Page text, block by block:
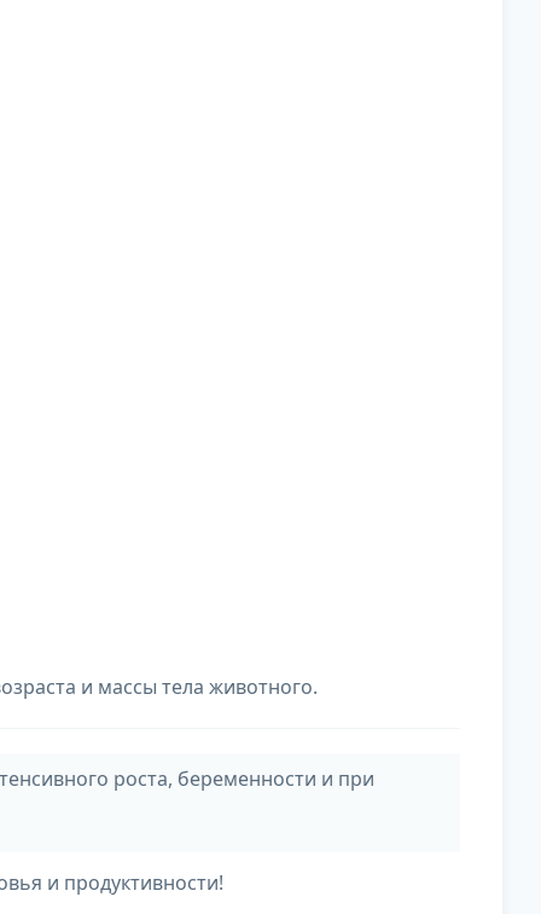
и массы тела животного.
роста, беременности и при
и продуктивности!